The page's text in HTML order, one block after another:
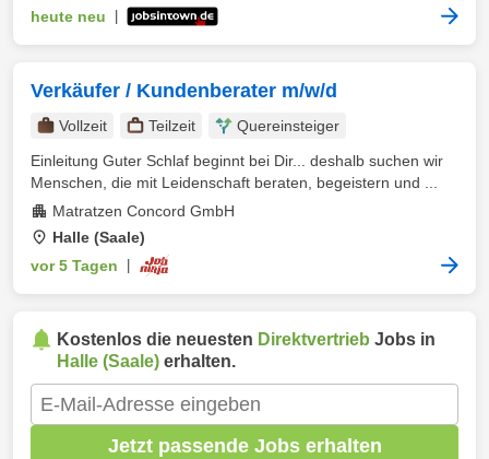
heute neu
Verkäufer / Kundenberater m/w/d
Vollzeit Teilzeit
Quereinsteiger
Einleitung Guter Schlaf beginnt bei Dir... deshalb suchen wir
Menschen, die mit Leidenschaft beraten, begeistern und ...
Matratzen Concord GmbH
Halle (Saale)
vor 5 Tagen
Kostenlos die neuesten Direktvertrieb Jobs in
Halle (Saale) erhalten.
Jetzt passende Jobs erhalten